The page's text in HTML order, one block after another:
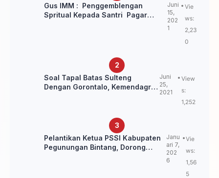
Gus IMM : Penggemblengan
Spritual Kepada Santri Pagar
Juni
15,
202
1
Vie
ws:
2,23
0
Soal Tapal Batas Sulteng
Dengan Gorontalo, Kemendagri:
Juni
25,
2021
View
s:
1,252
Pelantikan Ketua PSSI Kabupaten
Pegunungan Bintang, Dorong
Janu
ari 7,
202
6
Vie
ws:
1,56
5